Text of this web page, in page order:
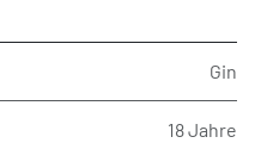
Gin
18 Jahre